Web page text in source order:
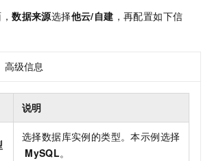
数据来源选择他云/自建 ，再配置如下信
高级信息
说明
选择数据库实例的类型。本示例选择
MySQL。